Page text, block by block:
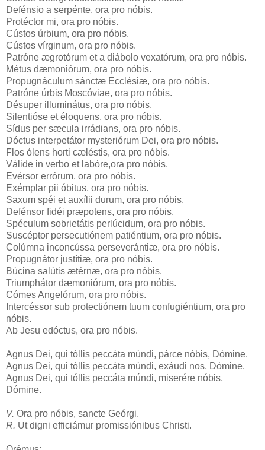
Defénsio a serpénte, ora pro nóbis.
Protéctor mi, ora pro nóbis.
Cústos úrbium, ora pro nóbis.
Cústos vírginum, ora pro nóbis.
Patróne ægrotórum et a diábolo vexatórum, ora pro nóbis.
Métus dæmoniórum, ora pro nóbis.
Propugnáculum sánctæ Ecclésiæ, ora pro nóbis.
Patróne úrbis Moscóviae, ora pro nóbis.
Désuper illuminátus, ora pro nóbis.
Silentióse et éloquens, ora pro nóbis.
Sídus per sæcula irrádians, ora pro nóbis.
Dóctus interpetátor mysteriórum Dei, ora pro nóbis.
Flos ólens horti cæléstis, ora pro nóbis.
Válide in verbo et labóre,ora pro nóbis.
Evérsor errórum, ora pro nóbis.
Exémplar pii óbitus, ora pro nóbis.
Saxum spéi et auxílii durum, ora pro nóbis.
Defénsor fidéi præpotens, ora pro nóbis.
Spéculum sobrietátis perlúcidum, ora pro nóbis.
Suscéptor persecutiónem patiéntium, ora pro nóbis.
Colúmna inconcússa perseverántiæ, ora pro nóbis.
Propugnátor justítiæ, ora pro nóbis.
Búcina salútis ætérnæ, ora pro nóbis.
Triumphátor dæmoniórum, ora pro nóbis.
Cómes Angelórum, ora pro nóbis.
Intercéssor sub protectiónem tuum confugiéntium, ora pro
nóbis.
Ab Jesu edóctus, ora pro nóbis.
Agnus Dei, qui tóllis peccáta múndi, párce nóbis, Dómine.
Agnus Dei, qui tóllis peccáta múndi, exáudi nos, Dómine.
Agnus Dei, qui tóllis peccáta múndi, miserére nóbis,
Dómine.
V. Ora pro nóbis, sancte Geórgi.
R. Ut digni efficiámur promissiónibus Christi.